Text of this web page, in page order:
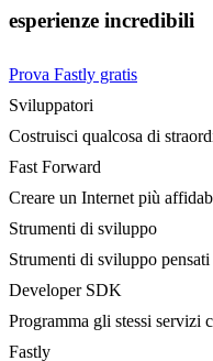
esperienze incredibili
Prova Fastly gratis
Sviluppatori
Costruisci qualcosa di
Fast Forward
Creare un Internet più
Strumenti di sviluppo
Strumenti di sviluppo
Developer SDK
Programma gli stessi servizi
Fastly